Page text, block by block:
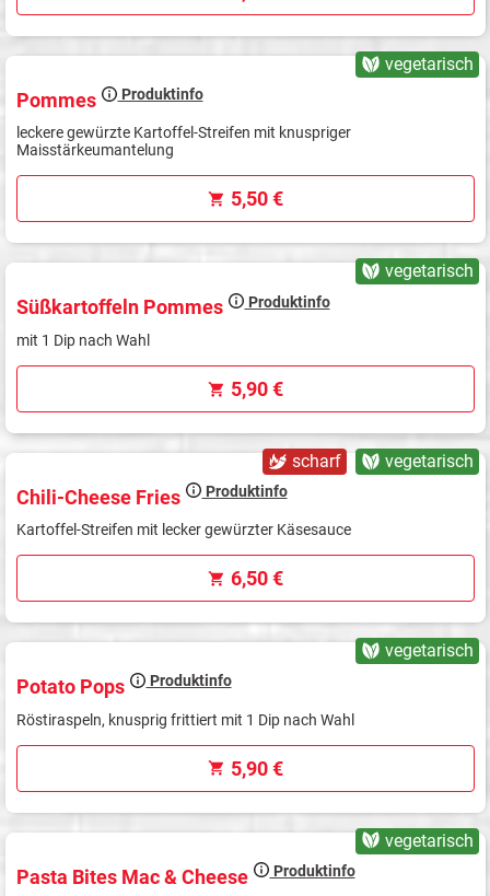
vegetarisch
Pommes Produktinfo
leckere gewürzte Kartoffel-Streifen mit knuspriger
Maisstärkeumantelung
5,50 €
vegetarisch
Süßkartoffeln Pommes Produktinfo
mit 1 Dip nach Wahl
5,90 €
scharf vegetarisch
Chili-Cheese Fries Produktinfo
Kartoffel-Streifen mit lecker gewürzter Käsesauce
6,50 €
vegetarisch
Potato Pops Produktinfo
Röstiraspeln, knusprig frittiert mit 1 Dip nach Wahl
5,90 €
vegetarisch
Pasta Bites Mac & Cheese Produktinfo